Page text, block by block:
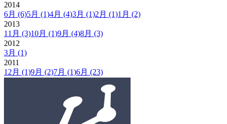
2014
6月 (6)5月 (1)4月 (4)3月 (1)2月 (1)1月 (2)
2013
11月 (3)10月 (1)9月 (4)8月 (3)
2012
3月 (1)
2011
12月 (1)9月 (2)7月 (1)6月 (23)